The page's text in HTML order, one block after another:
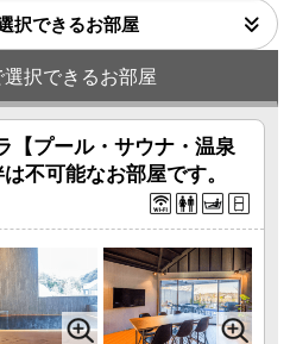
択できるお部屋
択できるお部屋
【プール・サウナ・温泉
不可能なお部屋です。